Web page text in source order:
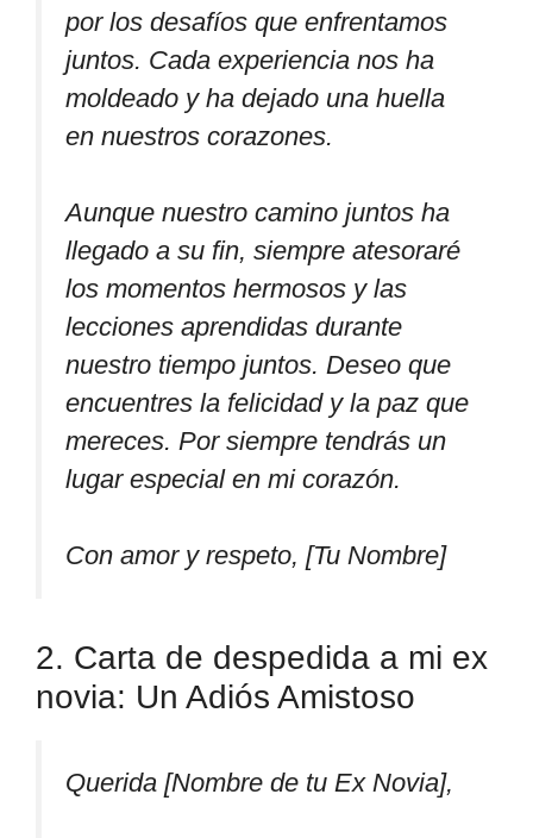
por los desafíos que enfrentamos
juntos. Cada experiencia nos ha
moldeado y ha dejado una huella
en nuestros corazones.
Aunque nuestro camino juntos ha
llegado a su fin, siempre atesoraré
los momentos hermosos y las
lecciones aprendidas durante
nuestro tiempo juntos. Deseo que
encuentres la felicidad y la paz que
mereces. Por siempre tendrás un
lugar especial en mi corazón.
Con amor y respeto, [Tu Nombre]
2. Carta de despedida a mi ex
novia: Un Adiós Amistoso
Querida [Nombre de tu Ex Novia],